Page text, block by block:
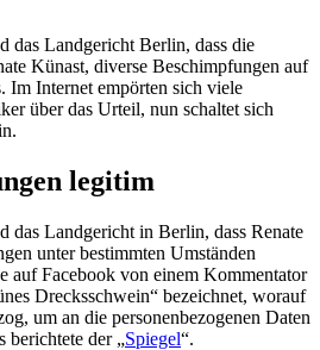
das Landgericht Berlin, dass die
Künast, diverse Beschimpfungen auf
Im Internet empörten sich viele
über das Urteil, nun schaltet sich
legitim
das Landgericht in Berlin, dass Renate
unter bestimmten Umständen
auf Facebook von einem Kommentator
Drecksschwein“ bezeichnet, worauf
um an die personenbezogenen Daten
berichtete der „Spiegel“.